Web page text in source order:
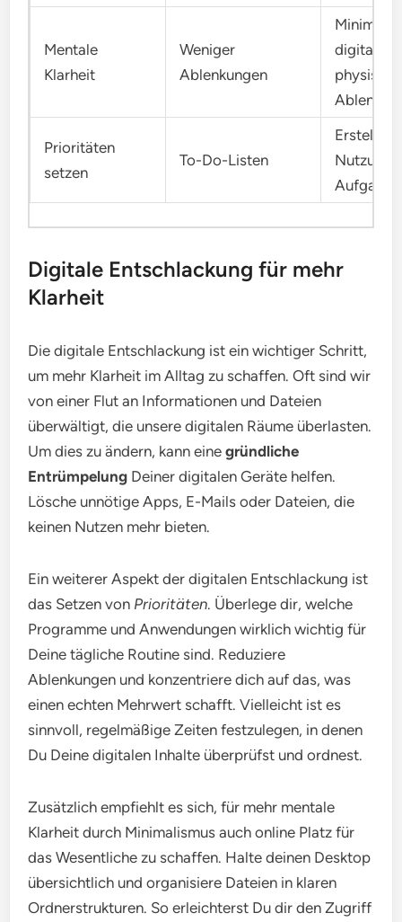
Mentale
Klarheit
Weniger
Ablenkungen
digitaler
Prioritäten
setzen
To-Do-Listen
Nutzung
Digitale Entschlackung für mehr
Klarheit
Die digitale Entschlackung ist ein wichtiger Schritt,
um mehr Klarheit im Alltag zu schaffen. Oft sind wir
von einer Flut an Informationen und Dateien
überwältigt, die unsere digitalen Räume überlasten.
Um dies zu ändern, kann einegründliche
Entrümpelung Deiner digitalen Geräte helfen.
Lösche unnötige Apps, E-Mails oder Dateien, die
keinen Nutzen mehr bieten.
Ein weiterer Aspekt der digitalen Entschlackung ist
das Setzen von Prioritäten. Überlege dir, welche
Programme und Anwendungen wirklich wichtig für
Deine tägliche Routine sind. Reduziere
Ablenkungen und konzentriere dich auf das, was
einen echten Mehrwert schafft. Vielleicht ist es
sinnvoll, regelmäßige Zeiten festzulegen, in denen
Du Deine digitalen Inhalte überprüfst und ordnest.
Zusätzlich empfiehlt es sich, für mehr mentale
Klarheit durch Minimalismus auch online Platz für
das Wesentliche zu schaffen. Halte deinen Desktop
übersichtlich und organisiere Dateien in klaren
Ordnerstrukturen. So erleichterst Du dir den Zugriff